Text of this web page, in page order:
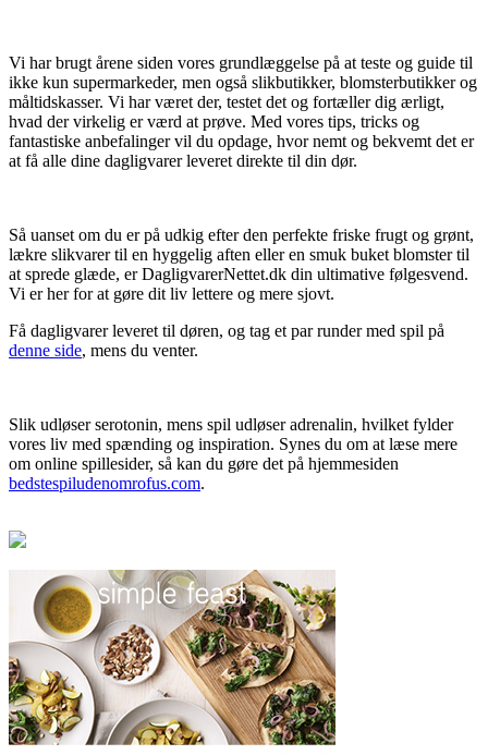
Vi har brugt årene siden vores grundlæggelse på at teste og guide til
ikke kun supermarkeder, men også slikbutikker, blomsterbutikker og
måltidskasser. Vi har været der, testet det og fortæller dig ærligt,
hvad der virkelig er værd at prøve. Med vores tips, tricks og
fantastiske anbefalinger vil du opdage, hvor nemt og bekvemt det er
at få alle dine dagligvarer leveret direkte til din dør.
Så uanset om du er på udkig efter den perfekte friske frugt og grønt,
lækre slikvarer til en hyggelig aften eller en smuk buket blomster til
at sprede glæde, er DagligvarerNettet.dk din ultimative følgesvend.
Vi er her for at gøre dit liv lettere og mere sjovt.
Få dagligvarer leveret til døren, og tag et par runder med spil på
denne side, mens du venter.
Slik udløser serotonin, mens spil udløser adrenalin, hvilket fylder
vores liv med spænding og inspiration. Synes du om at læse mere
om online spillesider, så kan du gøre det på hjemmesiden
bedstespiludenomrofus.com.